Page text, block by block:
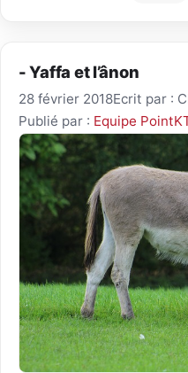
- Yaffa et l’ânon
28 février 2018Ecrit par :
Publié par : Equipe